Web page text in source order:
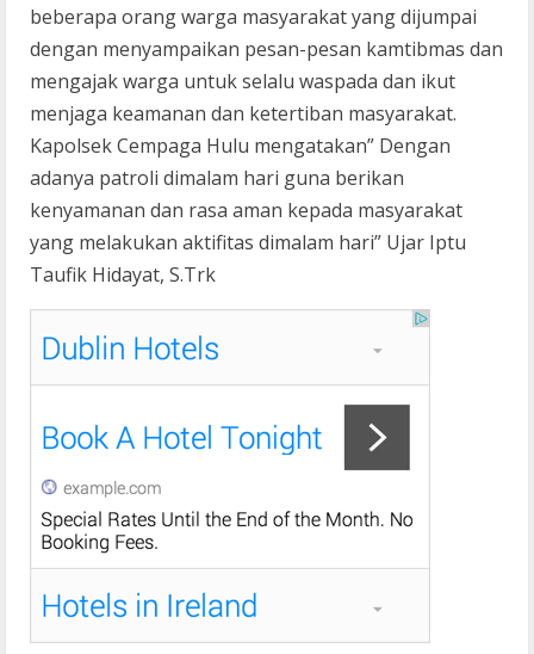
beberapa orang warga masyarakat yang dijumpai
dengan menyampaikan pesan-pesan kamtibmas dan
mengajak warga untuk selalu waspada dan ikut
menjaga keamanan dan ketertiban masyarakat.
Kapolsek Cempaga Hulu mengatakan” Dengan
adanya patroli dimalam hari guna berikan
kenyamanan dan rasa aman kepada masyarakat
yang melakukan aktifitas dimalam hari” Ujar Iptu
Taufik Hidayat, S.Trk